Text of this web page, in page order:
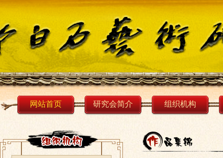
网站首页 研究会简介 组织机构